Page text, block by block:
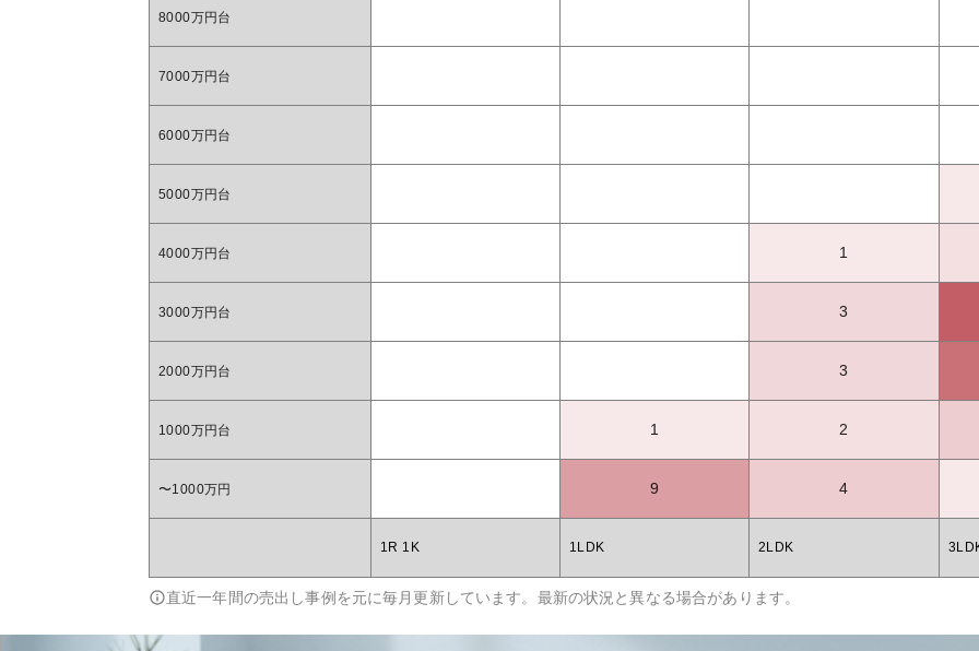
8000万円台
7000万円台
6000万円台
5000万円台
4000万円台 1
3000万円台 3
2000万円台 3
1000万円台 1 2
〜1000万円 9 4
1R 1K 1LDK 2LDK
直近一年間の売出し事例を元に毎月更新しています。最新の状況と異なる場合があります。